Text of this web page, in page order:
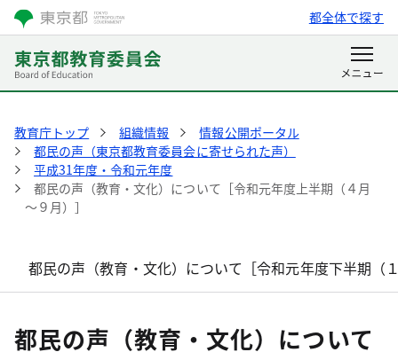
都全体で探す
教育庁トップ 組織情報
情報公開ポータル
都民の声（東京都教育委員会に寄せられた声）
平成31年度・令和元年度
都民の声（教育・文化）について［令和元年度上半期（４月
～９月）］
都民の声（教育・文化）について［令和元年度下半期（
都民の声（教育・文化）について